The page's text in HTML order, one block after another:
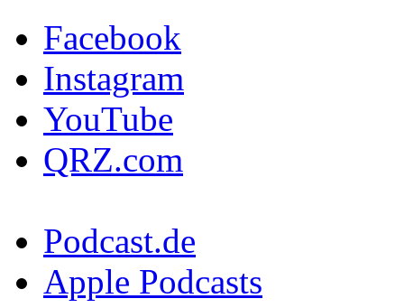
Facebook
Instagram
YouTube
QRZ.com
Podcast.de
Apple Podcasts